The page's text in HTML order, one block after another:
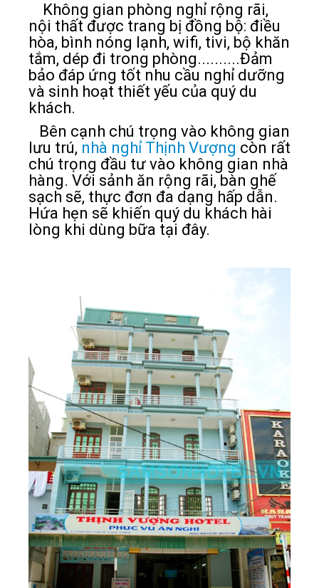
Không gian phòng nghỉ rộng rãi,
nội thất được trang bị đồng bộ: điều
hòa, bình nóng lạnh, wifi, tivi, bộ khăn
tắm, dép đi trong phòng..........Đảm
bảo đáp ứng tốt nhu cầu nghỉ dưỡng
và sinh hoạt thiết yếu của quý du
khách.
Bên cạnh chú trọng vào không gian
lưu trú, nhà nghỉ Thịnh Vượng còn rất
chú trọng đầu tư vào không gian nhà
hàng. Với sảnh ăn rộng rãi, bàn ghế
sạch sẽ, thực đơn đa dạng hấp dẫn.
Hứa hẹn sẽ khiến quý du khách hài
lòng khi dùng bữa tại đây.